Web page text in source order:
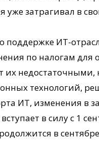
затрагивал в
поддержке ИТ-
по налогам для
недостаточными,
технологий,
ИТ, изменения в
в силу с 1
в